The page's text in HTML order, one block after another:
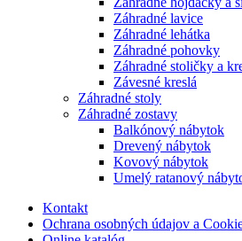
Záhradné lavice
Záhradné lehátka
Záhradné pohovky
Záhradné stoličky a
Závesné kreslá
Záhradné stoly
Záhradné zostavy
Balkónový nábytok
Drevený nábytok
Kovový nábytok
Umelý ratanový
Kontakt
Ochrana osobných údajov a